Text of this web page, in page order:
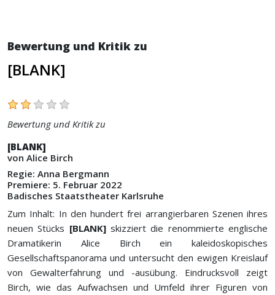
Bewertung und Kritik zu
[BLANK]
Bewertung und Kritik zu
[BLANK]
von Alice Birch
Regie: Anna Bergmann
Premiere: 5. Februar 2022
Badisches Staatstheater Karlsruhe
Zum Inhalt: In den hundert frei arrangierbaren Szenen ihres
neuen Stücks [BLANK]skizziert die renommierte englische
Dramatikerin Alice Birch ein kaleidoskopisches
Gesellschaftspanorama und untersucht den ewigen Kreislauf
von Gewalterfahrung und -ausübung. Eindrucksvoll zeigt
Birch, wie das Aufwachsen und Umfeld ihrer Figuren von